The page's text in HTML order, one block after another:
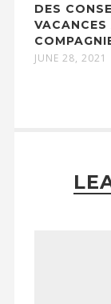
DES
JUNE 28, 2021